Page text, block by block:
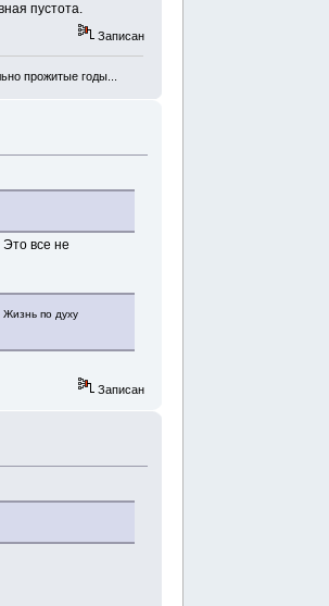
пустота.
Записан
прожитые годы...
все не
Жизнь по духу
Записан